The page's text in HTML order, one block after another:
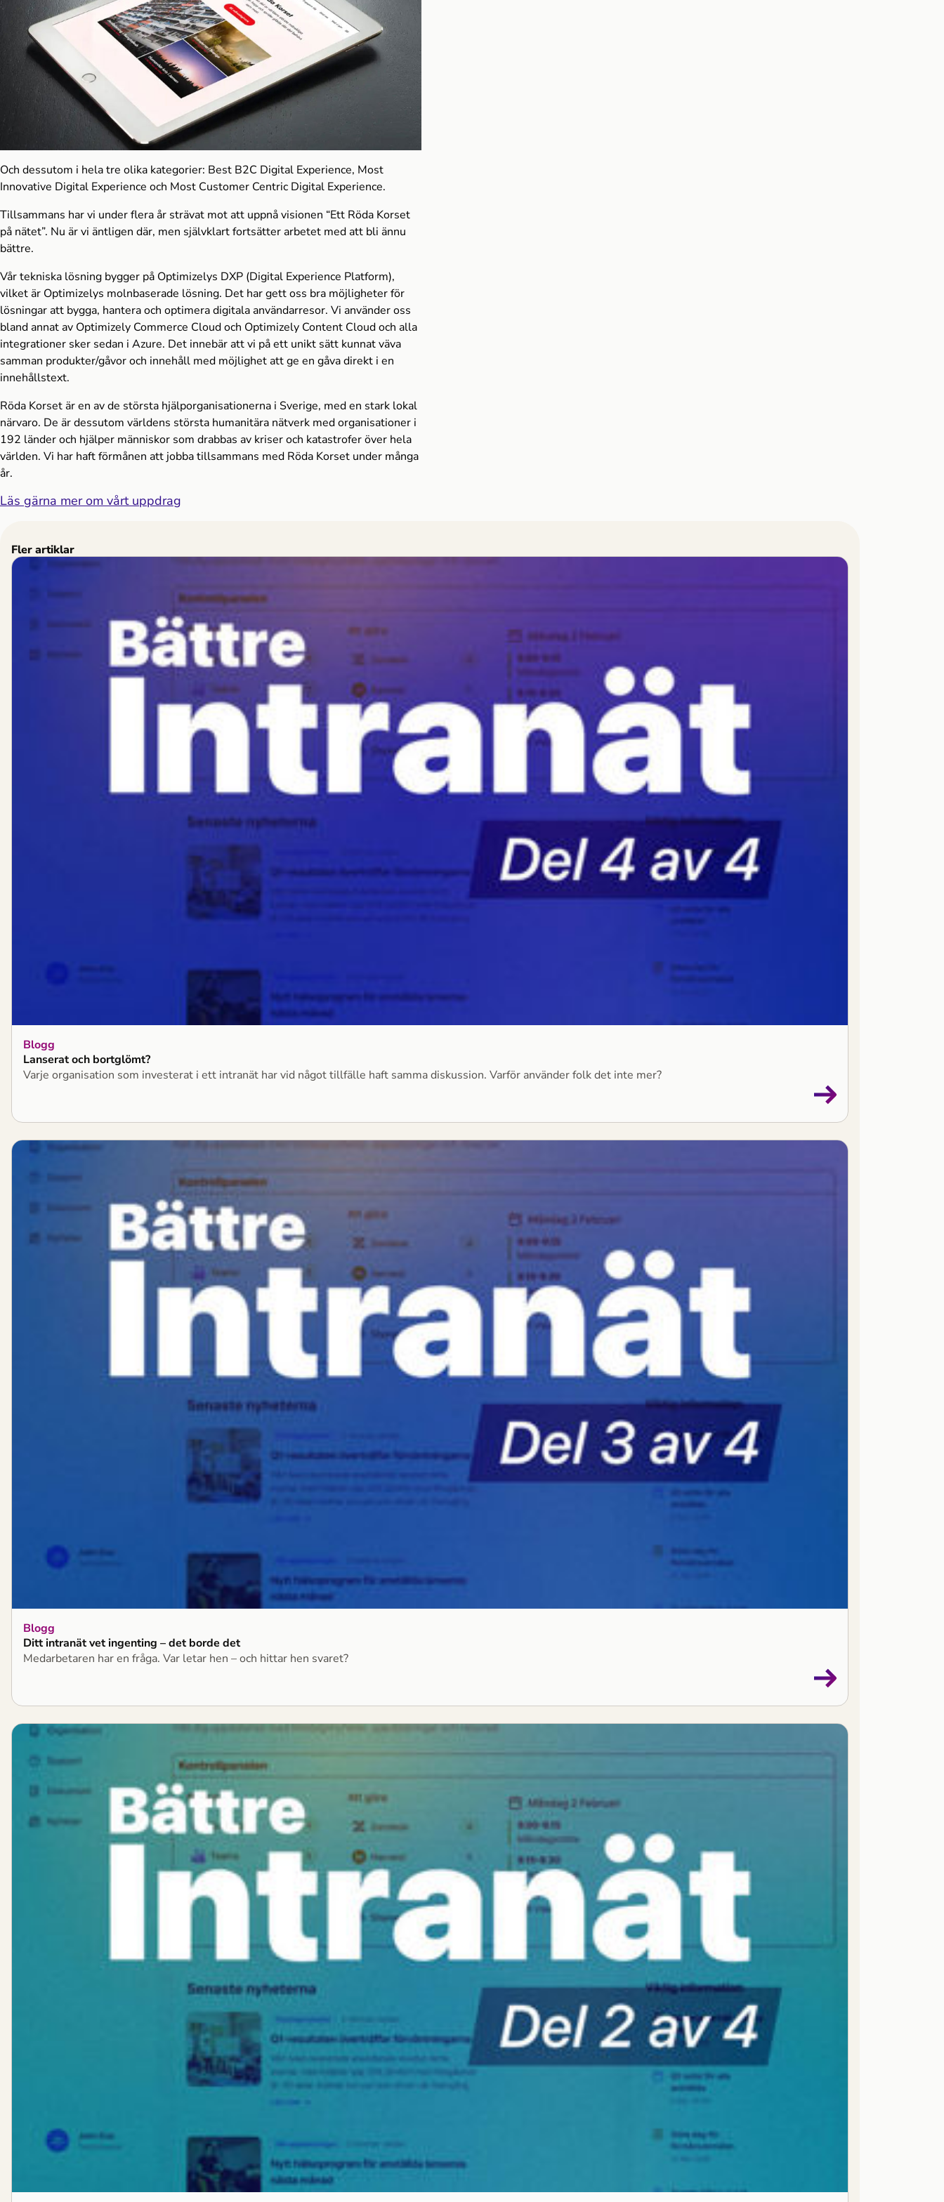
Och dessutom i hela tre olika kategorier: Best B2C Digital Experience, Most
Innovative Digital Experience och Most Customer Centric Digital Experience.
Tillsammans har vi under flera år strävat mot att uppnå visionen “Ett Röda Korset
på nätet”. Nu är vi äntligen där, men självklart fortsätter arbetet med att bli ännu
bättre.
Vår tekniska lösning bygger på Optimizelys DXP (Digital Experience Platform),
vilket är Optimizelys molnbaserade lösning. Det har gett oss bra möjligheter för
lösningar att bygga, hantera och optimera digitala användarresor. Vi använder oss
bland annat av Optimizely Commerce Cloud och Optimizely Content Cloud och alla
integrationer sker sedan i Azure. Det innebär att vi på ett unikt sätt kunnat väva
samman produkter/gåvor och innehåll med möjlighet att ge en gåva direkt i en
innehållstext.
Röda Korset är en av de största hjälporganisationerna i Sverige, med en stark lokal
närvaro. De är dessutom världens största humanitära nätverk med organisationer i
192 länder och hjälper människor som drabbas av kriser och katastrofer över hela
världen. Vi har haft förmånen att jobba tillsammans med Röda Korset under många
år.
Läs gärna mer om vårt uppdrag
Fler artiklar
Blogg
Lanserat och bortglömt?
Varje organisation som investerat i ett intranät har vid något tillfälle haft samma diskussion. Varför använder folk det inte mer?
Blogg
Ditt intranät vet ingenting – det borde det
Medarbetaren har en fråga. Var letar hen – och hittar hen svaret?